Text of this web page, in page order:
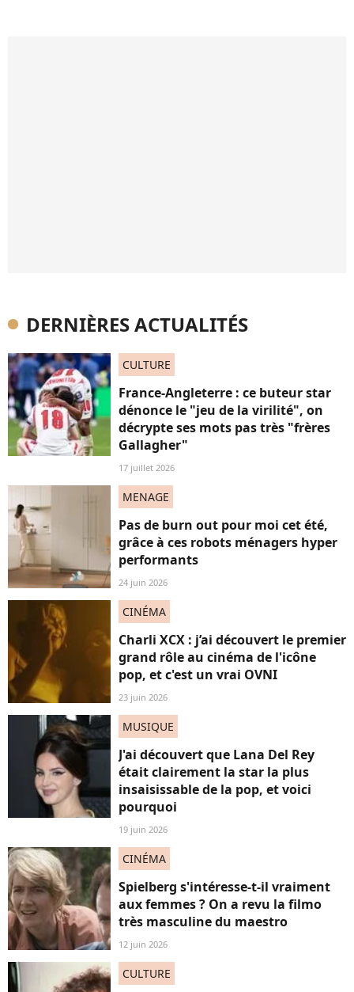
DERNIÈRES ACTUALITÉS
CULTURE
France-Angleterre : ce buteur star
dénonce le "jeu de la virilité", on
décrypte ses mots pas très "frères
Gallagher"
17 juillet 2026
MENAGE
Pas de burn out pour moi cet été,
grâce à ces robots ménagers hyper
performants
24 juin 2026
CINÉMA
Charli XCX : j’ai découvert le premier
grand rôle au cinéma de l'icône
pop, et c'est un vrai OVNI
23 juin 2026
MUSIQUE
J'ai découvert que Lana Del Rey
était clairement la star la plus
insaisissable de la pop, et voici
pourquoi
19 juin 2026
CINÉMA
Spielberg s'intéresse-t-il vraiment
aux femmes ? On a revu la filmo
très masculine du maestro
12 juin 2026
CULTURE